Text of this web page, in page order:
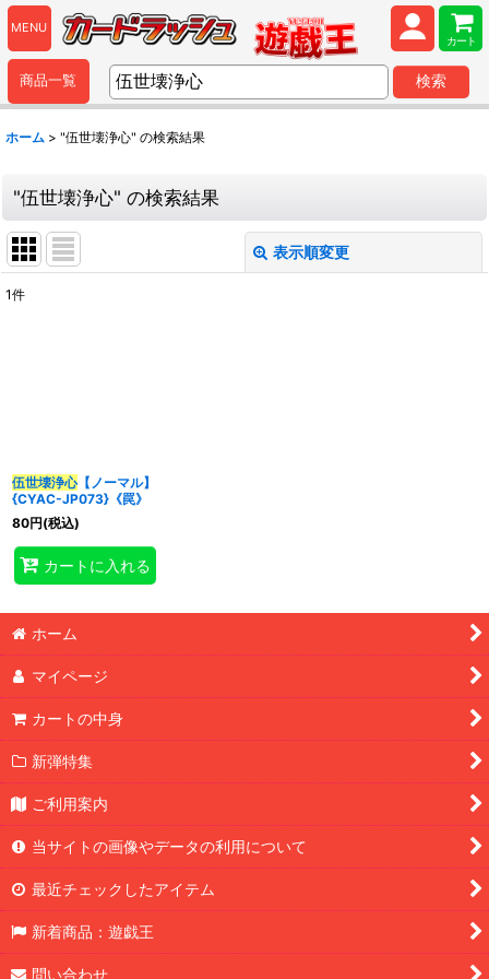
MENU
カート
商品一覧 検索
ホーム > "伍世壊浄心" の検索結果
"伍世壊浄心" の検索結果
表示順変更
カテゴリ :
特集:
1件
伍世壊浄心【ノーマル】
{CYAC-JP073}《罠》
80円(税込)
カートに入れる
ホーム
マイページ
カートの中身
新弾特集
ご利用案内
当サイトの画像やデータの利用について
最近チェックしたアイテム
新着商品：遊戯王
問い合わせ